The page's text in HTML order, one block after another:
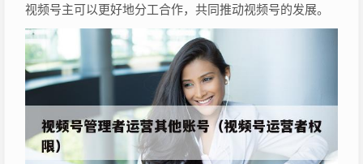
视频号主可以更好地分工合作，共同推动视频号的发展。